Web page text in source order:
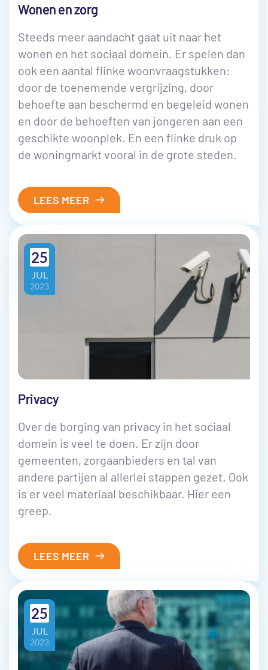
Wonen en zorg
Steeds meer aandacht gaat uit naar het
wonen en het sociaal domein. Er spelen dan
ook een aantal flinke woonvraagstukken:
door de toenemende vergrijzing, door
behoefte aan beschermd en begeleid wonen
en door de behoeften van jongeren aan een
geschikte woonplek. En een flinke druk op
de woningmarkt vooral in de grote steden.
LEES MEER
JUL
25
2023
Privacy
Over de borging van privacy in het sociaal
domein is veel te doen. Er zijn door
gemeenten, zorgaanbieders en tal van
andere partijen al allerlei stappen gezet. Ook
is er veel materiaal beschikbaar. Hier een
greep.
LEES MEER
JUL
25
2023